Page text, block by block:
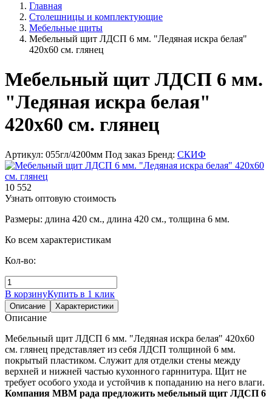
Главная
Столешницы и комплектующие
Мебельные щиты
Мебельный щит ЛДСП 6 мм. "Ледяная искра белая"
420х60 см. глянец
Мебельный щит ЛДСП 6 мм.
"Ледяная искра белая"
420х60 см. глянец
Артикул: 055гл/4200мм Под заказ Бренд: СКИФ
10 552
Узнать оптовую стоимость
Размеры: длина 420 см., длина 420 см., толщина 6 мм.
Ко всем характеристикам
Кол-во:
В корзинуКупить в 1 клик
Описание Характеристики
Описание
Мебельный щит ЛДСП 6 мм. "Ледяная искра белая" 420х60
см. глянец представляет из себя ЛДСП толщиной 6 мм.
покрытый пластиком. Служит для отделки стены между
верхней и нижней частью кухонного гарннитура. Щит не
требует особого ухода и устойчив к попаданию на него влаги.
Компания МВМ рада предложить мебельный щит ЛДСП 6